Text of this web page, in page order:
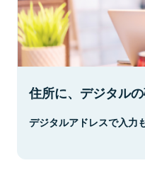
住所に、デジタルの
デジタルアドレスで入力